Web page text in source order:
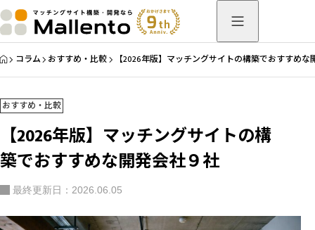
HOME
コラム おすすめ・比較 【2026年版】マッチングサイトの構築でおすすめな
おすすめ・比較
【2026年版】マッチングサイトの構
築でおすすめな開発会社９社
最終更新日：2026.06.05